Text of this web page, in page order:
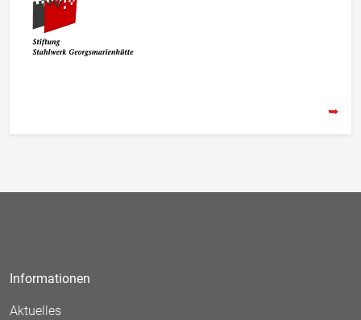
➥
Informationen
Aktuelles